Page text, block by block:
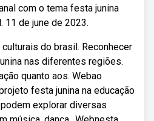
com o tema festa junina
11 de june de 2023.
do brasil. Reconhecer
nas diferentes regiões.
quanto aos. Webao
festa junina na educação
explorar diversas